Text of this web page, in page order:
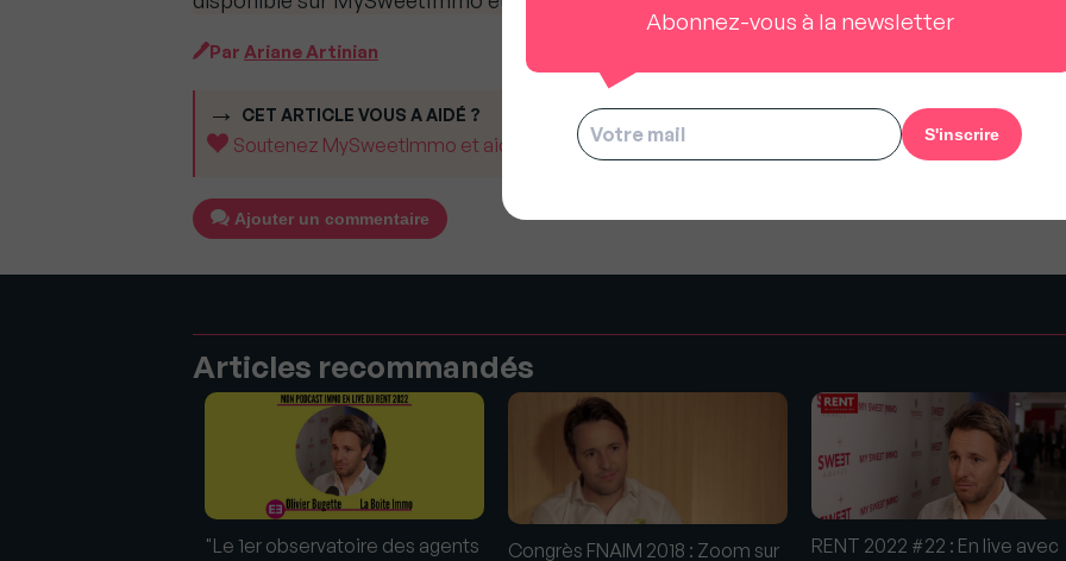
Par Ariane Artinian
CET ARTICLE VOUS A AIDÉ ?
Soutenez MySweetImmo et aidez-nous à rester gratuit pour tous.
Ajouter un commentaire
Articles recommandés
"Le 1er observatoire des agents
Congrès FNAIM 2018 : Zoom sur
RENT 2022 #22 : En live avec
Abonnez-vous à la newsletter